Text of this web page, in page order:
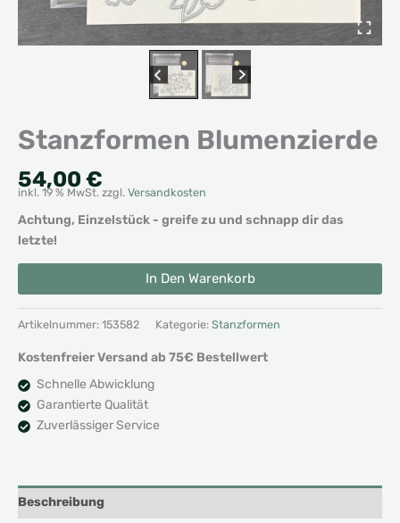
Stanzformen Blumenzierde
54,00 €
inkl. 19 % MwSt. zzgl. Versandkosten
Achtung, Einzelstück - greife zu und schnapp dir das
letzte!
Stanzformen
In Den Warenkorb
Alternative:
Artikelnummer: 153582 Kategorie: Stanzformen
Kostenfreier Versand ab 75€ Bestellwert
Schnelle Abwicklung
Garantierte Qualität
Zuverlässiger Service
Beschreibung